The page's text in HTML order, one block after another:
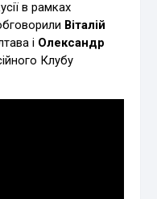
в рамках
Віталій
і Олександр
Клубу